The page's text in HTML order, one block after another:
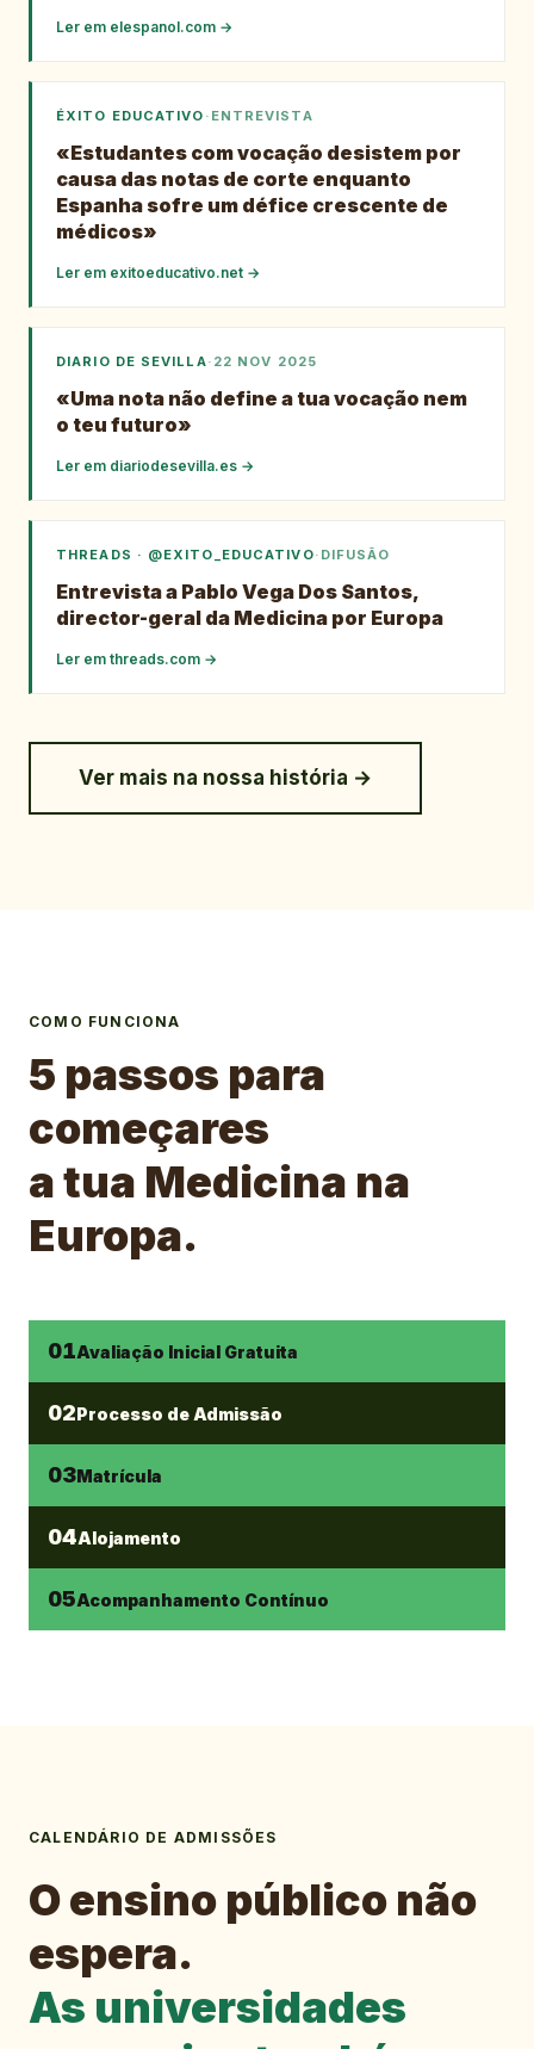
Ler em elespanol.com →
ÉXITO EDUCATIVO · ENTREVISTA
«Estudantes com vocação desistem por
causa das notas de corte enquanto
Espanha sofre um défice crescente de
médicos»
Ler em exitoeducativo.net →
DIARIO DE SEVILLA· 22 NOV 2025
«Uma nota não define a tua vocação nem
o teu futuro»
Ler em diariodesevilla.es →
THREADS · @EXITO_EDUCATIVO· DIFUSÃO
Entrevista a Pablo Vega Dos Santos,
director-geral da Medicina por Europa
Ler em threads.com →
Ver mais na nossa história →
COMO FUNCIONA
5 passos para
começares
a tua Medicina na
Europa.
01Avaliação Inicial Gratuita
02Processo de Admissão
03Matrícula
04Alojamento
05Acompanhamento Contínuo
CALENDÁRIO DE ADMISSÕES
O ensino público não
espera.
As universidades